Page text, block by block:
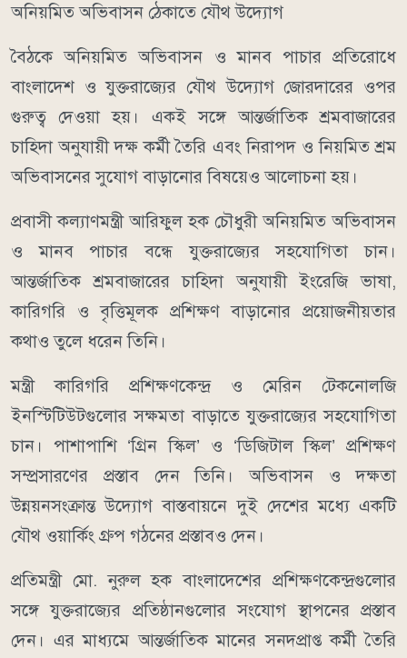
অনিয়মিত অভিবাসন ঠেকাতে যৌথ উদ্যোগ
বৈঠকে অনিয়মিত অভিবাসন ও মানব পাচার প্রতিরোধে
বাংলাদেশ ও যুক্তরাজ্যের যৌথ উদ্যোগ জোরদারের ওপর
গুরুত্ব দেওয়া হয়। একই সঙ্গে আন্তর্জাতিক শ্রমবাজারের
চাহিদা অনুযায়ী দক্ষ কর্মী তৈরি এবং নিরাপদ ও নিয়মিত শ্রম
অভিবাসনের সুযোগ বাড়ানোর বিষয়েও আলোচনা হয়।
প্রবাসী কল্যাণমন্ত্রী আরিফুল হক চৌধুরী অনিয়মিত অভিবাসন
ও মানব পাচার বন্ধে যুক্তরাজ্যের সহযোগিতা চান।
আন্তর্জাতিক শ্রমবাজারের চাহিদা অনুযায়ী ইংরেজি ভাষা,
কারিগরি ও বৃত্তিমূলক প্রশিক্ষণ বাড়ানোর প্রয়োজনীয়তার
কথাও তুলে ধরেন তিনি।
মন্ত্রী কারিগরি প্রশিক্ষণকেন্দ্র ও মেরিন টেকনোলজি
ইনস্টিটিউটগুলোর সক্ষমতা বাড়াতে যুক্তরাজ্যের সহযোগিতা
চান। পাশাপাশি ‘গ্রিন স্কিল’ ও ‘ডিজিটাল স্কিল’ প্রশিক্ষণ
সম্প্রসারণের প্রস্তাব দেন তিনি। অভিবাসন ও দক্ষতা
উন্নয়নসংক্রান্ত উদ্যোগ বাস্তবায়নে দুই দেশের মধ্যে একটি
যৌথ ওয়ার্কিং গ্রুপ গঠনের প্রস্তাবও দেন।
প্রতিমন্ত্রী মো. নুরুল হক বাংলাদেশের প্রশিক্ষণকেন্দ্রগুলোর
সঙ্গে যুক্তরাজ্যের প্রতিষ্ঠানগুলোর সংযোগ স্থাপনের প্রস্তাব
দেন। এর মাধ্যমে আন্তর্জাতিক মানের সনদপ্রাপ্ত কর্মী তৈরি